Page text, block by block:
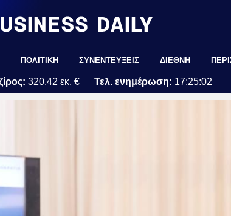
ΠΟΛΙΤΙΚΗ ΣΥΝΕΝΤΕΥΞΕΙΣ ΔΙΕΘΝΗ
320.42 εκ. € Τελ. ενημέρωση: 17:25:02